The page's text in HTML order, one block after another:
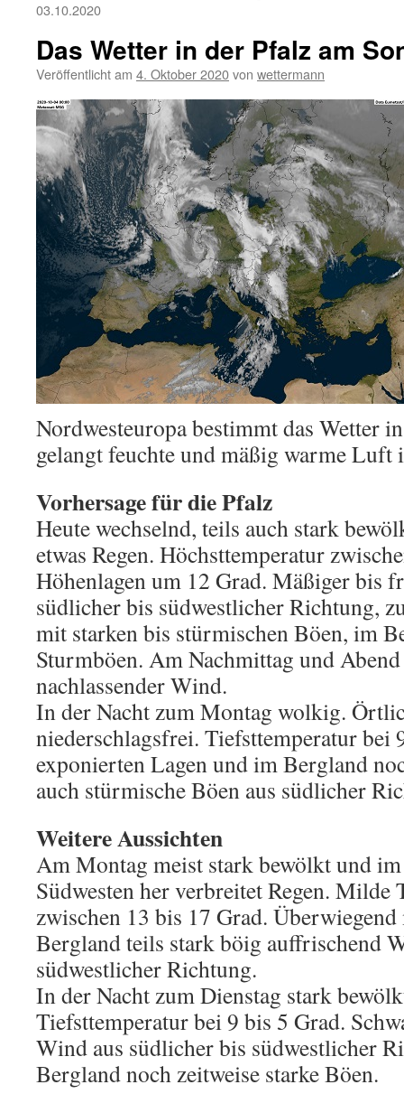
03.10.2020
Das Wetter in der Pfalz am
Veröffentlicht am 4. Oktober 2020von wettermann
Nordwesteuropa bestimmt das Wetter
gelangt feuchte und mäßig warme Luft
Vorhersage für die Pfalz
Heute wechselnd, teils auch stark
etwas Regen. Höchsttemperatur
Höhenlagen um 12 Grad. Mäßiger bis
südlicher bis südwestlicher Richtung,
mit starken bis stürmischen Böen, im
Sturmböen. Am Nachmittag und
nachlassender Wind.
In der Nacht zum Montag wolkig.
niederschlagsfrei. Tiefsttemperatur bei
exponierten Lagen und im Bergland
auch stürmische Böen aus südlicher
Weitere Aussichten
Am Montag meist stark bewölkt und
Südwesten her verbreitet Regen. Milde
zwischen 13 bis 17 Grad.
Bergland teils stark böig auffrischend
südwestlicher Richtung.
In der Nacht zum Dienstag stark
Tiefsttemperatur bei 9 bis 5 Grad.
Wind aus südlicher bis südwestlicher
Bergland noch zeitweise starke Böen.